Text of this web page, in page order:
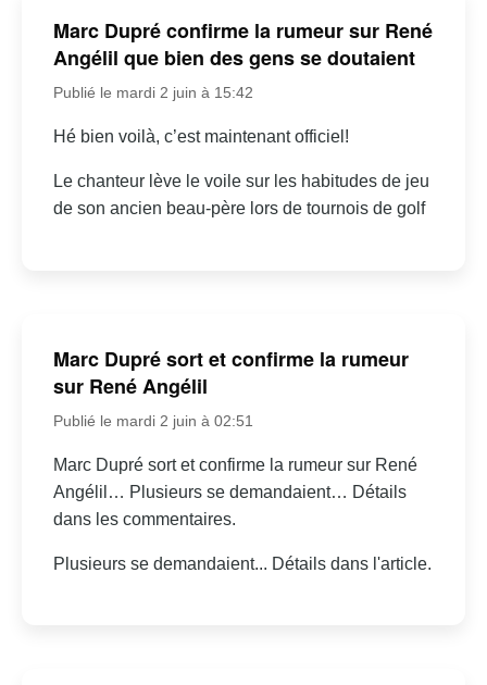
Marc Dupré confirme la rumeur sur René
Angélil que bien des gens se doutaient
Publié le mardi 2 juin à 15:42
Hé bien voilà, c’est maintenant officiel!
Le chanteur lève le voile sur les habitudes de jeu
de son ancien beau-père lors de tournois de golf
Marc Dupré sort et confirme la rumeur
sur René Angélil
Publié le mardi 2 juin à 02:51
Marc Dupré sort et confirme la rumeur sur René
Angélil… Plusieurs se demandaient… Détails
dans les commentaires.
Plusieurs se demandaient... Détails dans l'article.